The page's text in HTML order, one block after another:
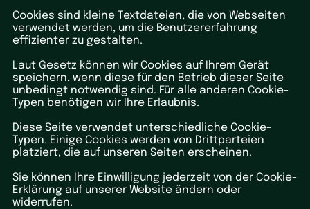
Cookies sind kleine Textdateien, die von Webseiten
verwendet werden, um die Benutzererfahrung
effizienter zu gestalten.
Laut Gesetz können wir Cookies auf Ihrem Gerät
speichern, wenn diese für den Betrieb dieser Seite
unbedingt notwendig sind. Für alle anderen Cookie-
Typen benötigen wir Ihre Erlaubnis.
Diese Seite verwendet unterschiedliche Cookie-
Typen. Einige Cookies werden von Drittparteien
platziert, die auf unseren Seiten erscheinen.
Sie können Ihre Einwilligung jederzeit von der Cookie-
Erklärung auf unserer Website ändern oder
widerrufen.